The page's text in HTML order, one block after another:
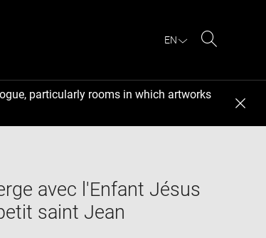
EN
particularly rooms in which artworks
avec l'Enfant Jésus
saint Jean